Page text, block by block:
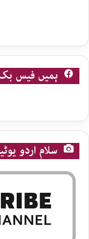
ہمیں فیس بک
سلام اردو